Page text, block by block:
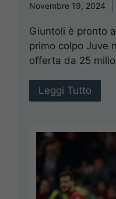
Novembre 19, 2024
Giuntoli è pronto
primo colpo Juve
offerta da 25
Leggi Tutto